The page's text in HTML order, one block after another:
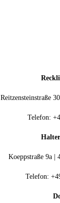
Reitzensteinstraße
Telefon:
Koeppstraße 9a |
Telefon: